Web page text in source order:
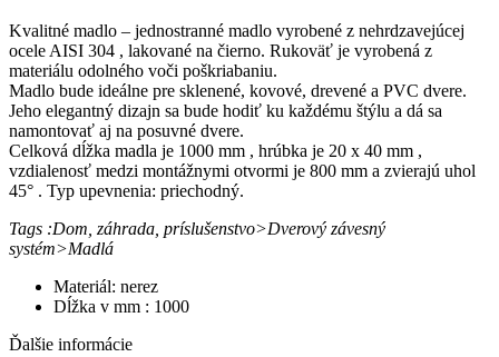
Kvalitné madlo – jednostranné madlo vyrobené z nehrdzavejúcej
ocele AISI 304 , lakované na čierno. Rukoväť je vyrobená z
materiálu odolného voči poškriabaniu.
Madlo bude ideálne pre sklenené, kovové, drevené a PVC dvere.
Jeho elegantný dizajn sa bude hodiť ku každému štýlu a dá sa
namontovať aj na posuvné dvere.
Celková dĺžka madla je 1000 mm , hrúbka je 20 x 40 mm ,
vzdialenosť medzi montážnymi otvormi je 800 mm a zvierajú uhol
45° . Typ upevnenia: priechodný.
Tags :Dom, záhrada, príslušenstvo>Dverový závesný
systém>Madlá
Materiál: nerez
Dĺžka v mm : 1000
Ďalšie informácie